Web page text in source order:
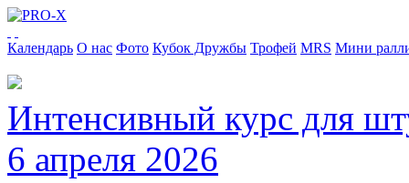
Календарь О нас Фото Кубок Дружбы Трофей MRS Мини
Интенсивный курс для
6 апреля 2026